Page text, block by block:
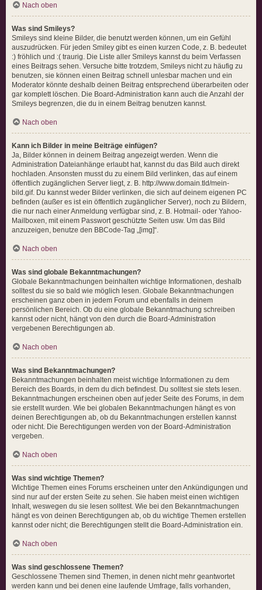
Nach oben
Was sind Smileys?
Smileys sind kleine Bilder, die benutzt werden können, um ein Gefühl
auszudrücken. Für jeden Smiley gibt es einen kurzen Code, z. B. bedeutet
:) fröhlich und :( traurig. Die Liste aller Smileys kannst du beim Verfassen
eines Beitrags sehen. Versuche bitte trotzdem, Smileys nicht zu häufig zu
benutzen, sie können einen Beitrag schnell unlesbar machen und ein
Moderator könnte deshalb deinen Beitrag entsprechend überarbeiten oder
gar komplett löschen. Die Board-Administration kann auch die Anzahl der
Smileys begrenzen, die du in einem Beitrag benutzen kannst.
Nach oben
Kann ich Bilder in meine Beiträge einfügen?
Ja, Bilder können in deinem Beitrag angezeigt werden. Wenn die
Administration Dateianhänge erlaubt hat, kannst du das Bild auch direkt
hochladen. Ansonsten musst du zu einem Bild verlinken, das auf einem
öffentlich zugänglichen Server liegt, z. B. http://www.domain.tld/mein-
bild.gif. Du kannst weder Bilder verlinken, die sich auf deinem eigenen PC
befinden (außer es ist ein öffentlich zugänglicher Server), noch zu Bildern,
die nur nach einer Anmeldung verfügbar sind, z. B. Hotmail- oder Yahoo-
Mailboxen, mit einem Passwort geschützte Seiten usw. Um das Bild
anzuzeigen, benutze den BBCode-Tag „[img]“.
Nach oben
Was sind globale Bekanntmachungen?
Globale Bekanntmachungen beinhalten wichtige Informationen, deshalb
solltest du sie so bald wie möglich lesen. Globale Bekanntmachungen
erscheinen ganz oben in jedem Forum und ebenfalls in deinem
persönlichen Bereich. Ob du eine globale Bekanntmachung schreiben
kannst oder nicht, hängt von den durch die Board-Administration
vergebenen Berechtigungen ab.
Nach oben
Was sind Bekanntmachungen?
Bekanntmachungen beinhalten meist wichtige Informationen zu dem
Bereich des Boards, in dem du dich befindest. Du solltest sie stets lesen.
Bekanntmachungen erscheinen oben auf jeder Seite des Forums, in dem
sie erstellt wurden. Wie bei globalen Bekanntmachungen hängt es von
deinen Berechtigungen ab, ob du Bekanntmachungen erstellen kannst
oder nicht. Die Berechtigungen werden von der Board-Administration
vergeben.
Nach oben
Was sind wichtige Themen?
Wichtige Themen eines Forums erscheinen unter den Ankündigungen und
sind nur auf der ersten Seite zu sehen. Sie haben meist einen wichtigen
Inhalt, weswegen du sie lesen solltest. Wie bei den Bekanntmachungen
hängt es von deinen Berechtigungen ab, ob du wichtige Themen erstellen
kannst oder nicht; die Berechtigungen stellt die Board-Administration ein.
Nach oben
Was sind geschlossene Themen?
Geschlossene Themen sind Themen, in denen nicht mehr geantwortet
werden kann und bei denen eine laufende Umfrage, falls vorhanden,